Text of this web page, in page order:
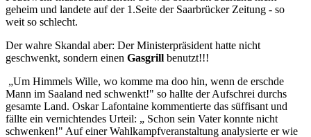
geheim und landete auf der 1.Seite der Saarbrücker Zeitung - so
weit so schlecht.
Der wahre Skandal aber: Der Ministerpräsident hatte nicht
geschwenkt, sondern einen Gasgrill benutzt!!!
„Um Himmels Wille, wo komme ma doo hin, wenn de erschde
Mann im Saaland ned schwenkt!" so hallte der Aufschrei durchs
gesamte Land. Oskar Lafontaine kommentierte das süffisant und
fällte ein vernichtendes Urteil: „ Schon sein Vater konnte nicht
schwenken!" Auf einer Wahlkampfveranstaltung analysierte er wie